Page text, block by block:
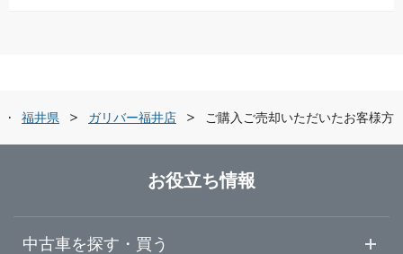
ガリバーアウトレット27号敦賀店
ガリバー8号越前店
福井県 ガリバー福井店 ご購入ご売却いただいたお客様方
お役立ち情報
中古車を探す・買う